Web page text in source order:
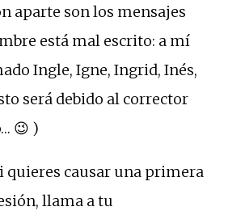
aparte son los mensajes
está mal escrito: a mí
Ingle, Igne, Ingrid, Inés,
será debido al corrector
😉 )
quieres causar una primera
llama a tu